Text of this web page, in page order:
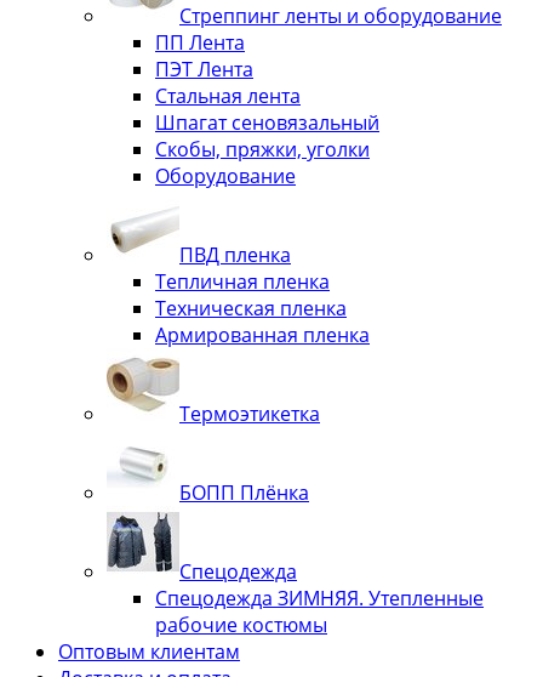
Стреппинг ленты и оборудование
ПП Лента
ПЭТ Лента
Стальная лента
Шпагат сеновязальный
Скобы, пряжки, уголки
Оборудование
ПВД пленка
Тепличная пленка
Техническая пленка
Армированная пленка
Термоэтикетка
БОПП Плёнка
Спецодежда
Спецодежда ЗИМНЯЯ. Утепленные
рабочие костюмы
Оптовым клиентам